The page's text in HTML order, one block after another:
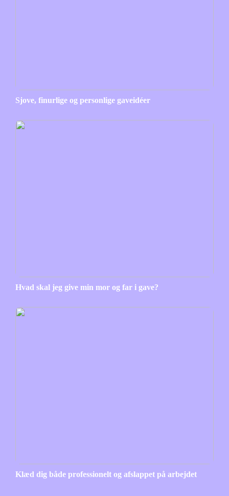
Sjove, finurlige og personlige gaveidéer
Hvad skal jeg give min mor og far i gave?
Klæd dig både professionelt og afslappet på arbejdet